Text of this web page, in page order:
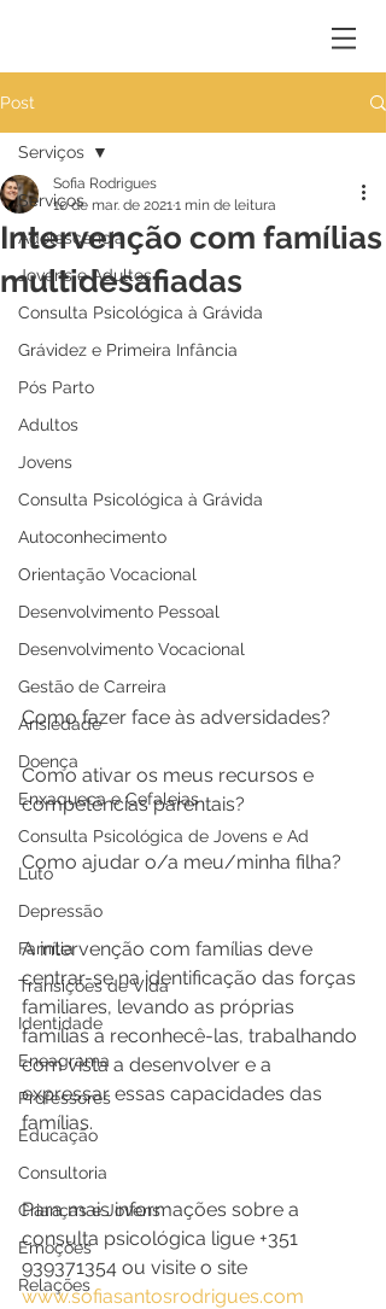
Post
Serviços
Adolescência
Jovens e Adultos
Consulta Psicológica à Grávida
Grávidez e Primeira Infância
Pós Parto
Adultos
Jovens
Consulta Psicológica à Grávida
Autoconhecimento
Orientação Vocacional
Desenvolvimento Pessoal
Desenvolvimento Vocacional
Gestão de Carreira
Ansiedade
Doença
Enxaqueca e Cefaleias
Consulta Psicológica de Jovens e Ad
Luto
Depressão
Família
Transições de Vida
Identidade
Eneagrama
Professores
Educação
Consultoria
Crianças e Jovens
Emoções
Relações
Serviços
Intervenção com famílias
multidesafiadas
Sofia Rodrigues
10 de mar. de 20211 min de leitura
Como fazer face às adversidades?
Como ativar os meus recursos e
competências parentais?
Como ajudar o/a meu/minha filha?
A intervenção com famílias deve
centrar-se na identificação das forças
familiares, levando as próprias
famílias a reconhecê-las, trabalhando
com vista a desenvolver e a
expressar essas capacidades das
famílias.
Para mais informações sobre a
consulta psicológica ligue +351
939371354 ou visite o site
www.sofiasantosrodrigues.com